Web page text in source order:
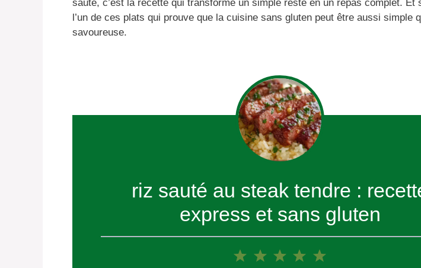
sauté, c’est la recette qui transforme un simple reste en un repas complet. Et
l’un de ces plats qui prouve que la cuisine sans gluten peut être aussi simple
savoureuse.
riz sauté au steak tendre :
express et sans gluten
5
4
3
2
1